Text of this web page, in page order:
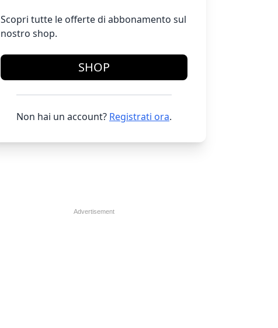
Scopri tutte le offerte di abbonamento sul
nostro shop.
SHOP
Non hai un account? Registrati ora.